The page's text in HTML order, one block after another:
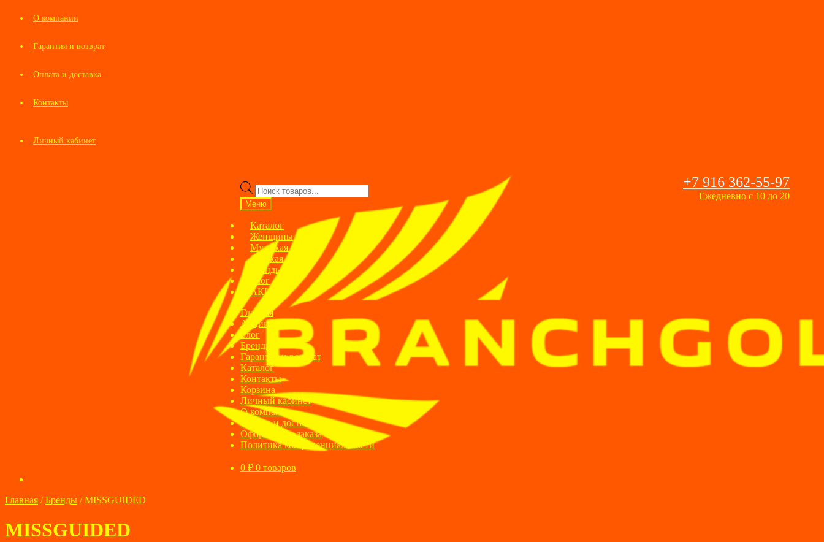
О компании
Гарантия и возврат
Оплата и доставка
Контакты
Личный кабинет
Поиск
товаров
+7 916 362-55-97
Ежедневно с 10 до 20
Меню
Каталог
Женщины
Мужская одежда
Детская одежда
Бренды
Блог
АКЦИИ
Главная
Акции
Блог
Бренды
Гарантия и возврат
Каталог
Контакты
Корзина
Личный кабинет
О компании
Оплата и доставка
Оформление заказа
Политика конфиденциальности
0 ₽ 0 товаров
Главная /Бренды /MISSGUIDED
MISSGUIDED